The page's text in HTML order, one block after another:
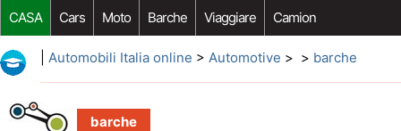
CASA Cars Moto Barche Viaggiare Camion
Riparazione Auto Acquisto Auto Car Opzioni Aftermarket
Automobili Italia online > Automotive > > barche
barche